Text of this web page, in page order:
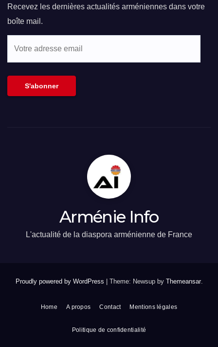
Recevez les dernières actualités arméniennes dans votre
boîte mail.
S'abonner
Arménie Info
L'actualité de la diaspora arménienne de France
Proudly powered by WordPress Theme: Newsup by Themeansar.
Home A propos Contact Mentions légales
Politique de confidentialité